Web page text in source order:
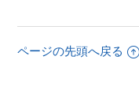
【Xbox Series X|S/龍
継ぎにて、引き継が
ページの先頭へ戻る